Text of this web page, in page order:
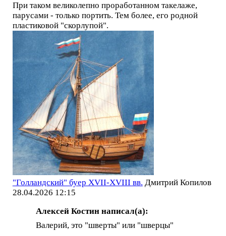
При таком великолепно проработанном такелаже,
парусами - только портить. Тем более, его родной
пластиковой "скорлупой".
"Голландский" буер XVII-XVIII вв. Дмитрий Копилов
28.04.2026 12:15
Алексей Костин написал(а):
Валерий, это "шверты" или "шверцы"